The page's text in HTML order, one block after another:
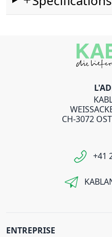
CH-3072
+41
ENTREPRISE